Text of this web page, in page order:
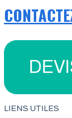
LIENS UTILES